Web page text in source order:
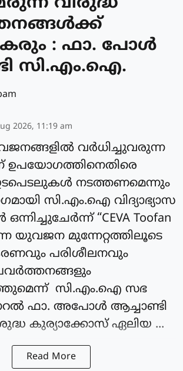
: ഫാ. പോൾ
സി.എം.ഐ.
2026, 11:19 am
വർധിച്ചുവരുന്ന
ഉപയോഗത്തിനെതിരെ
നടത്തണമെന്നും
സി.എം.ഐ വിദ്യാഭ്യാസ
“CEVA Toofan
യുവജന മുന്നേറ്റത്തിലൂടെ
പരിശീലനവും
സി.എം.ഐ സഭ
ഫാ. അപോൾ ആച്ചാണ്ടി
കുര്യാക്കോസ് ഏലിയ ...
Read More